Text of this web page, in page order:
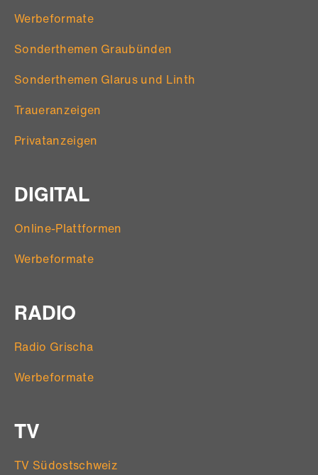
Werbeformate
Sonderthemen Graubünden
Sonderthemen Glarus und Linth
Traueranzeigen
Privatanzeigen
DIGITAL
Online-Plattformen
Werbeformate
RADIO
Radio Grischa
Werbeformate
TV
TV Südostschweiz